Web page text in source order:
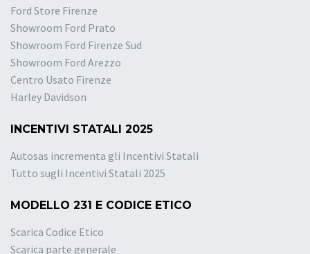
Ford Store Firenze
Showroom Ford Prato
Showroom Ford Firenze Sud
Showroom Ford Arezzo
Centro Usato Firenze
Harley Davidson
INCENTIVI STATALI 2025
Autosas incrementa gli Incentivi Statali
Tutto sugli Incentivi Statali 2025
MODELLO 231 E CODICE ETICO
Scarica Codice Etico
Scarica parte generale